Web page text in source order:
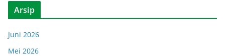
Arsip
Juni 2026
Mei 2026